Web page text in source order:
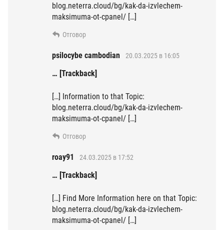
blog.neterra.cloud/bg/kak-da-izvlechem-
maksimuma-ot-cpanel/ […]
Отговор
psilocybe cambodian 20.03.2025 в 16:05
… [Trackback]
[…] Information to that Topic:
blog.neterra.cloud/bg/kak-da-izvlechem-
maksimuma-ot-cpanel/ […]
Отговор
roay91 24.03.2025 в 17:52
… [Trackback]
[…] Find More Information here on that Topic:
blog.neterra.cloud/bg/kak-da-izvlechem-
maksimuma-ot-cpanel/ […]